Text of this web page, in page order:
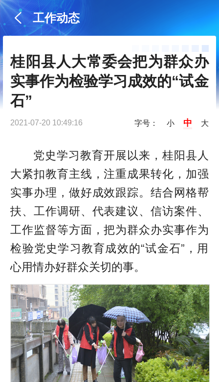
工作动态
桂阳县人大常委会把为群众办
实事作为检验学习成效的“试金
石”
2021-07-20 10:49:16 字号： 小 中 大
党史学习教育开展以来，桂阳县人
大紧扣教育主线，注重成果转化，加强
实事办理，做好成效跟踪。结合网格帮
扶、工作调研、代表建议、信访案件、
工作监督等方面，把为群众办实事作为
检验党史学习教育成效的“试金石”，用
心用情办好群众关切的事。